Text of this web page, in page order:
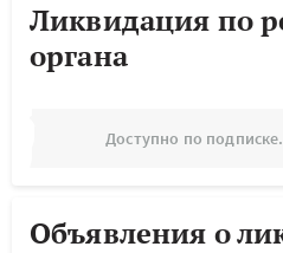
Ликвидация по
органа
Доступно по подписке.
Объявления о